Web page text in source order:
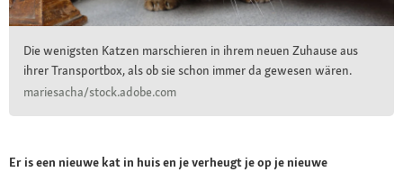
Die wenigsten Katzen marschieren in ihrem neuen Zuhause aus
ihrer Transportbox, als ob sie schon immer da gewesen wären.
mariesacha/stock.adobe.com
Er is een nieuwe kat in huis en je verheugt je op je nieuwe